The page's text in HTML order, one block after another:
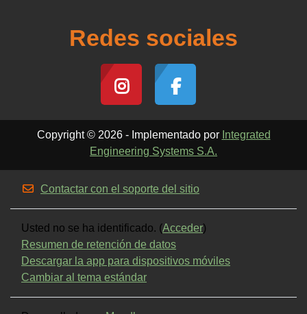
Redes sociales
Copyright © 2026 - Implementado por Integrated
Engineering Systems S.A.
Contactar con el soporte del sitio
Usted no se ha identificado. (Acceder)
Resumen de retención de datos
Descargar la app para dispositivos móviles
Cambiar al tema estándar